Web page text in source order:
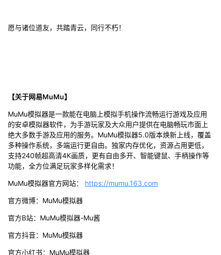
愿与诸位道友，共踏青云，同行不朽！
【关于网易MuMu】
MuMu模拟器是一款能在电脑上模拟手机操作流畅运行游戏及应用
的安卓模拟器软件，为手游玩家及大众用户提供在电脑畅玩市面上
绝大多数手游及应用的服务。MuMu模拟器5.0版本焕新上线，覆盖
多种操作系统，多端运行更自由。独家内存优化，资源占用更低，
支持240帧超高清4K画质，更有自由多开、智能键鼠、手柄操作等
功能，全方位满足玩家多样化需求！
MuMu模拟器官方网站： https://mumu.163.com
官方微博：MuMu模拟器
官方B站：MuMu模拟器-Mu酱
官方抖音：MuMu模拟器
官方小红书：MuMu模拟器